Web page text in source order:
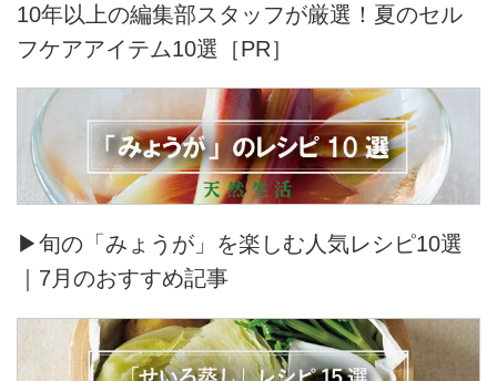
10年以上の編集部スタッフが厳選！夏のセル
フケアアイテム10選［PR］
▶旬の「みょうが」を楽しむ人気レシピ10選
｜7月のおすすめ記事